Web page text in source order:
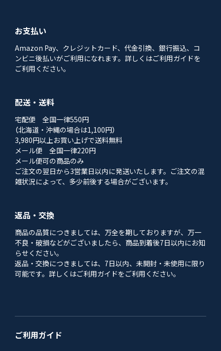
お支払い
Amazon Pay、クレジットカード、代金引換、銀行振込、コ
ンビニ後払いがご利用になれます。詳しくはご利用ガイドを
ご利用ください。
配送・送料
宅配便 全国一律550円
（北海道・沖縄の場合は1,100円）
3,980円以上お買い上げで送料無料
メール便 全国一律220円
メール便可の商品のみ
ご注文の翌日から3営業日以内に発送いたします。ご注文の混
雑状況によって、多少前後する場合がございます。
返品・交換
商品の品質につきましては、万全を期しておりますが、万一
不良・破損などがございましたら、商品到着後7日以内にお知
らせください。
返品・交換につきましては、7日以内、未開封・未使用に限り
可能です。詳しくはご利用ガイドをご利用ください。
ご利用ガイド